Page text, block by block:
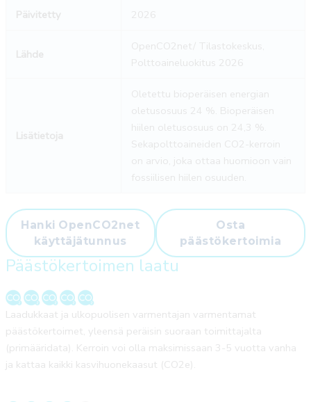
Päivitetty 2026
Lähde
OpenCO2net/ Tilastokeskus,
Polttoaineluokitus 2026
Lisätietoja
Oletettu bioperäisen energian
oletusosuus 24 %. Bioperäisen
hiilen oletusosuus on 24,3 %.
Sekapolttoaineiden CO2-kerroin
on arvio, joka ottaa huomioon vain
fossiilisen hiilen osuuden.
Hanki OpenCO2net
käyttäjätunnus
Osta
päästökertoimia
Päästökertoimen laatu
Laadukkaat ja ulkopuolisen varmentajan varmentamat
päästökertoimet, yleensä peräisin suoraan toimittajalta
(primääridata). Kerroin voi olla maksimissaan 3-5 vuotta vanha
ja kattaa kaikki kasvihuonekaasut (CO2e).